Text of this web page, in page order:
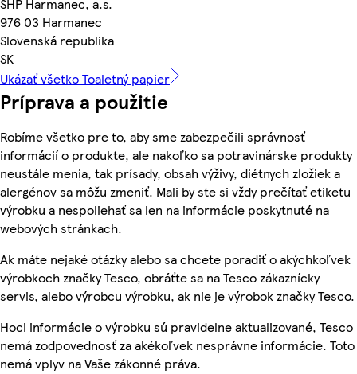
SHP Harmanec, a.s.
976 03 Harmanec
Slovenská republika
SK
Ukázať všetko Toaletný papier
Príprava a použitie
Robíme všetko pre to, aby sme zabezpečili správnosť
informácií o produkte, ale nakoľko sa potravinárske produkty
neustále menia, tak prísady, obsah výživy, diétnych zložiek a
alergénov sa môžu zmeniť. Mali by ste si vždy prečítať etiketu
výrobku a nespoliehať sa len na informácie poskytnuté na
webových stránkach.
Ak máte nejaké otázky alebo sa chcete poradiť o akýchkoľvek
výrobkoch značky Tesco, obráťte sa na Tesco zákaznícky
servis, alebo výrobcu výrobku, ak nie je výrobok značky Tesco.
Hoci informácie o výrobku sú pravidelne aktualizované, Tesco
nemá zodpovednosť za akékoľvek nesprávne informácie. Toto
nemá vplyv na Vaše zákonné práva.